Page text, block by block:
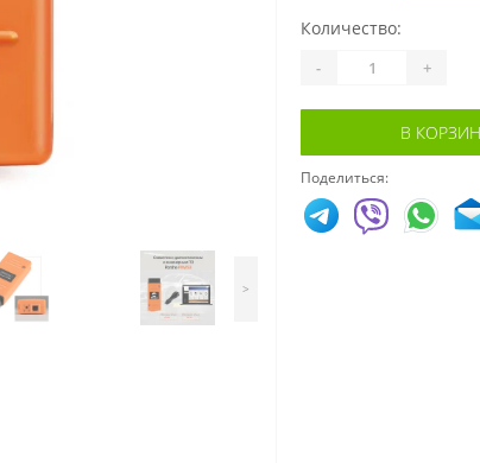
>
Количество:
- +
В
Поделиться: